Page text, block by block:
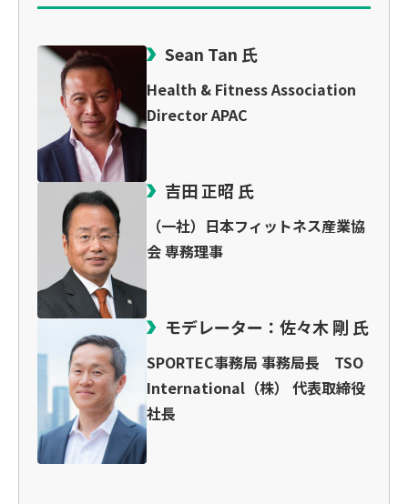
Sean Tan 氏
Health & Fitness Association
Director APAC
吉田 正昭 氏
（一社）日本フィットネス産業協
会 専務理事
モデレーター：佐々木 剛 氏
SPORTEC事務局 事務局長 TSO
International（株） 代表取締役
社長